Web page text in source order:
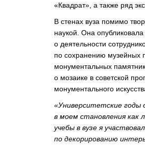
«Квадрат», а также ряд
В стенах вуза помимо
наукой. Она
о деятельности
по сохранению музейных
монументальных
о мозаике в советской
монументального
«Университетские годы
в моем становления как
учебы в вузе я
по декорированию